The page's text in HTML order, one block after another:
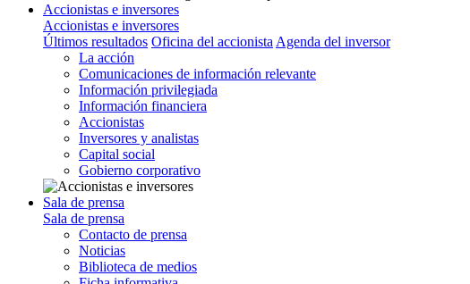
Accionistas e inversores
Accionistas e inversores
Últimos resultados Oficina del accionista Agenda del inversor
La acción
Comunicaciones de información relevante
Información privilegiada
Información financiera
Accionistas
Inversores y analistas
Capital social
Gobierno corporativo
Sala de prensa
Sala de prensa
Contacto de prensa
Noticias
Biblioteca de medios